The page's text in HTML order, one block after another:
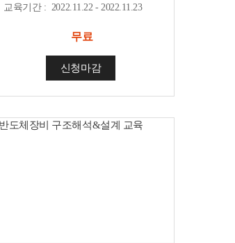
교육기간: 2022.11.22 - 2022.11.23
무료
신청마감